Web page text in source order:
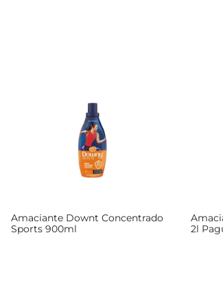
Amaciante Downt Concentrado
Sports 900ml
2l